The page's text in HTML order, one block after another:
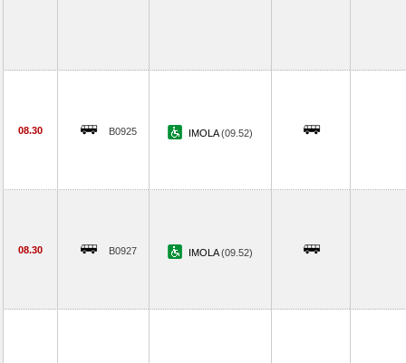
08.30 B0925 IMOLA(09.52)
08.30 B0927 IMOLA(09.52)